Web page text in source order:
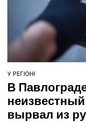
ОПУБЛІКУВАТИ
У
У РЕГІОНІ
В
вырвал из